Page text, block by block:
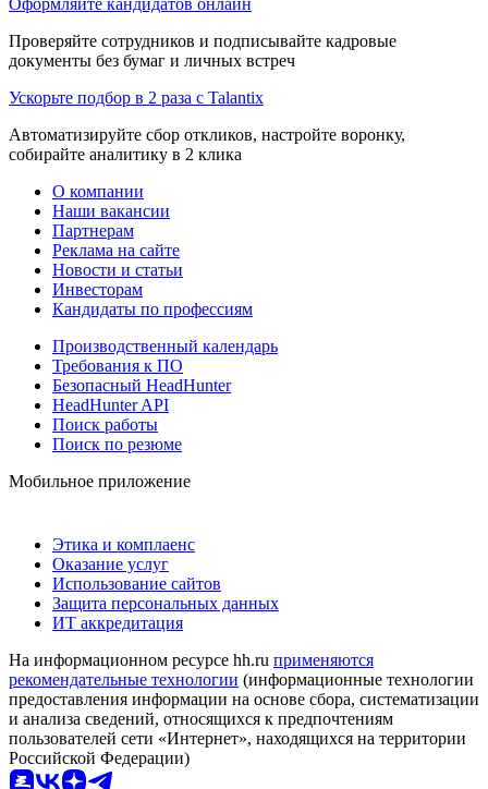
Проверяйте сотрудников и подписывайте кадровые
документы без бумаг и личных встреч
Ускорьте подбор в 2 раза с Talantix
Автоматизируйте сбор откликов, настройте воронку,
собирайте аналитику в 2 клика
О компании
Наши вакансии
Партнерам
Реклама на сайте
Новости и статьи
Инвесторам
Кандидаты по профессиям
Производственный календарь
Требования к ПО
Безопасный HeadHunter
HeadHunter API
Поиск работы
Поиск по резюме
Мобильное приложение
Этика и комплаенс
Оказание услуг
Использование сайтов
Защита персональных данных
ИТ аккредитация
На информационном ресурсе hh.ru применяются
рекомендательные технологии (информационные технологии
предоставления информации на основе сбора, систематизации
и анализа сведений, относящихся к предпочтениям
пользователей сети «Интернет», находящихся на территории
Российской Федерации)